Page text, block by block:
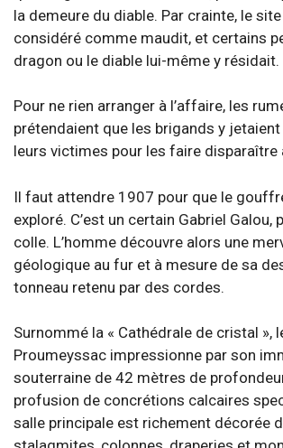
la demeure du diable. Par crainte, le
considéré comme maudit, et certains
dragon ou le diable lui-même y résidait.
Pour ne rien arranger à l’affaire, les
prétendaient que les brigands y
leurs victimes pour les faire disparaître
Il faut attendre 1907 pour que le
exploré. C’est un certain Gabriel Galou,
colle. L’homme découvre alors une
géologique au fur et à mesure de sa
tonneau retenu par des cordes.
Surnommé la « Cathédrale de cristal »,
Proumeyssac impressionne par son
souterraine de 42 mètres de
profusion de concrétions calcaires
salle principale est richement décorée